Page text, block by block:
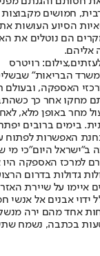
חמושים
הסיוע העושות
הם נוטלים את
אליהם.
רויטרס
הבריאות"
האספקה, ובעולם
מחקו אחר כך
מחר באופן מלא,
בימים ברובים
האפשרות לפתוח
ב"ישראל היום"כי מי
למרכז האספקה היו
גדולות בדרום
איימו על שיירת
אבנים אל אנשי
אחד מהם ירה
בכתבה, נשמח